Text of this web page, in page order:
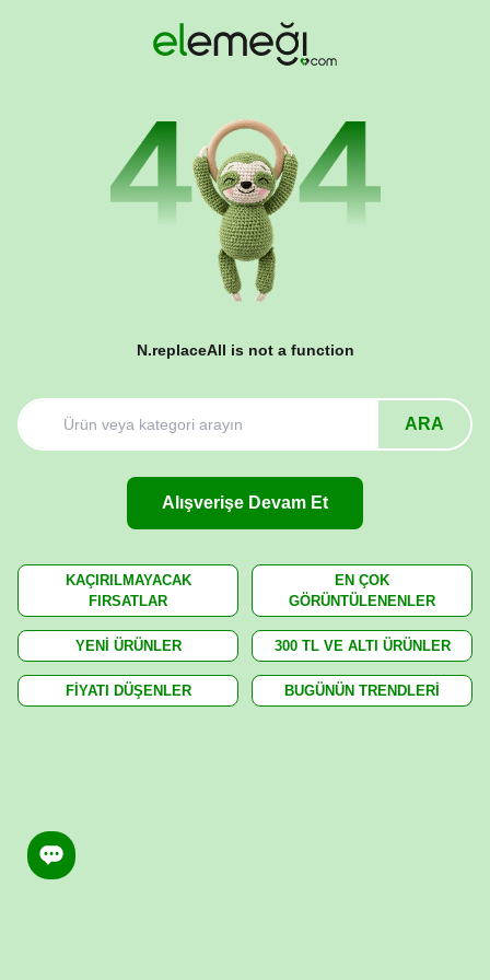
N.replaceAll is not a function
ARA
Alışverişe Devam Et
KAÇIRILMAYACAK
FIRSATLAR
EN ÇOK
GÖRÜNTÜLENENLER
YENİ ÜRÜNLER 300 TL VE ALTI ÜRÜNLER
FİYATI DÜŞENLER BUGÜNÜN TRENDLERİ